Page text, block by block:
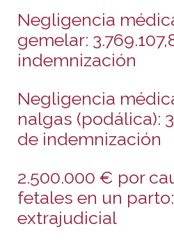
Negligencia
gemelar:
indemnización
Negligencia
nalgas (podálica):
de indemnización
2.500.000 € por
fetales en un
extrajudicial